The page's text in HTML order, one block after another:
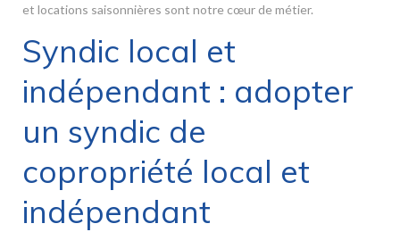
et locations saisonnières sont notre cœur de métier.
Syndic local et
indépendant : adopter
un syndic de
copropriété local et
indépendant